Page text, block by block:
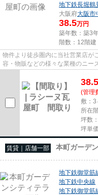
地下鉄長堀鶴
大阪府大阪市
38.5万円
築年数：築3
階数：12階建
物件より徒歩圏内に当社営業店が
容・物販などの様々な業種のニー
尚、弊社ではおとり広告は一切...
38.5
(管理
敷：3
所在
坪数
坪単
賃貸｜店舗一部 本町ガーデ
地下鉄御堂筋
地下鉄中央線
地下鉄御堂筋